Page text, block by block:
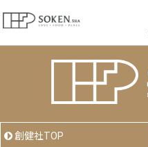
創健社TOP